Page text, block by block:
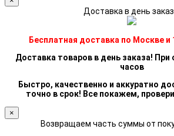
Доставка в день
Бесплатная доставка по Москве
Доставка товаров в день заказа!
часов
Быстро, качественно и аккуратно
точно в срок! Все покажем,
×
Возвращаем часть суммы от